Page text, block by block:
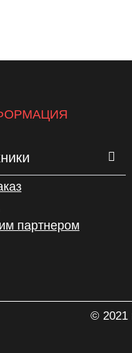
партнером
© 2021